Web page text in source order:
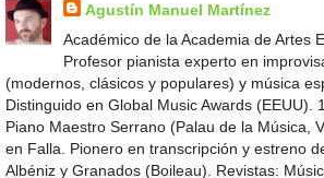
Agustín Manuel Martínez
Académico de la Academia de Artes
Profesor pianista experto en
(modernos, clásicos y populares) y música
Distinguido en Global Music Awards (EEUU).
Piano Maestro Serrano (Palau de la Música,
en Falla. Pionero en transcripción y estreno
Albéniz y Granados (Boileau). Revistas: